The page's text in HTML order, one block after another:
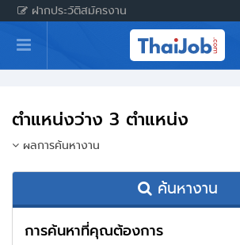
ฝากประวัติสมัครงาน
หน้าหลัก
ผู้สมัครงาน: เข้าสู่ระบบ
เกร็ดความรู้
สำหรับผู้ประกอบการ
ตำแหน่งว่าง 3 ตำแหน่ง
ผลการค้นหางาน
ค้นหางาน
การค้นหาที่คุณต้องการ